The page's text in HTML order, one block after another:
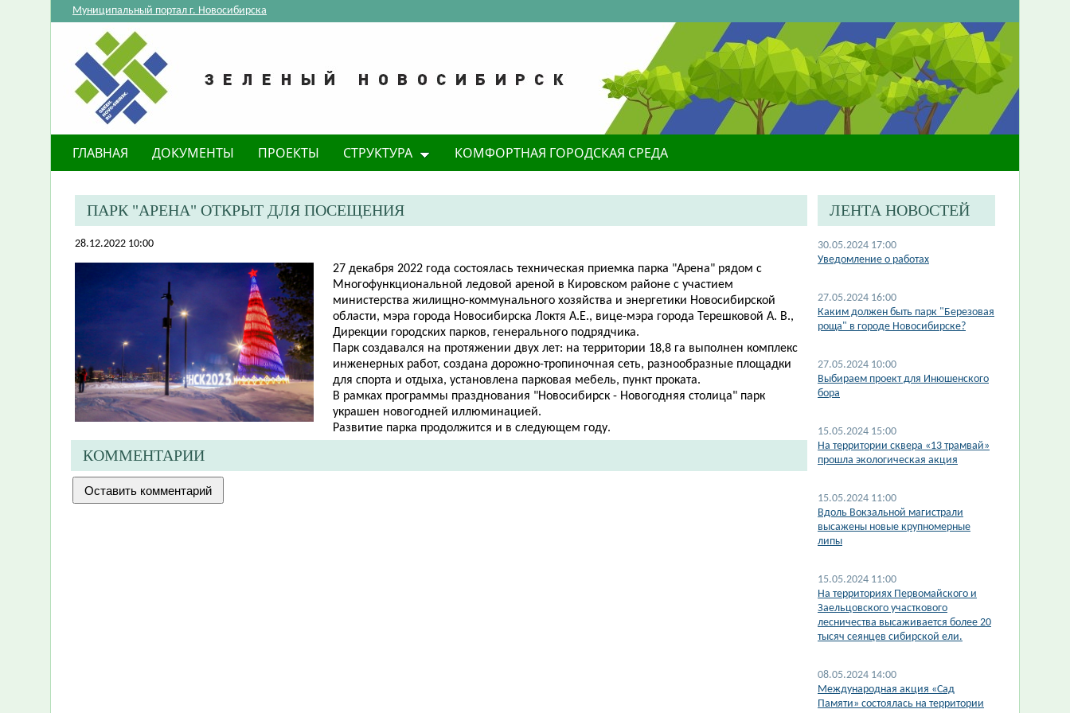
Муниципальный портал г. Новосибирска
ГЛАВНАЯ ДОКУМЕНТЫ ПРОЕКТЫ СТРУКТУРА КОМФОРТНАЯ ГОРОДСКАЯ СРЕДА
ПАРК "АРЕНА" ОТКРЫТ ДЛЯ ПОСЕЩЕНИЯ
28.12.2022 10:00
​27 декабря 2022 года состоялась техническая приемка парка "Арена" рядом с
Многофункциональной ледовой ареной в Кировском районе с участием
министерства жилищно-коммунального хозяйства и энергетики Новосибирской
области, мэра города Новосибирска Локтя А.Е., вице-мэра города Терешковой А. В.,
Дирекции городских парков, генерального подрядчика.
Парк создавался на протяжении двух лет: на территории 18,8 га выполнен комплекс
инженерных работ, создана дорожно-тропиночная сеть, разнообразные площадки
для спорта и отдыха, установлена парковая мебель, пункт проката.
В рамках программы празднования "Новосибирск - Новогодняя столица" парк
украшен новогодней иллюминацией.
Развитие парка продолжится и в следующем году.
КОММЕНТАРИИ
ЛЕНТА НОВОСТЕЙ
30.05.2024 17:00
Уведомление о работах
27.05.2024 16:00
Каким должен быть парк "Березовая
роща" в городе Новосибирске?
27.05.2024 10:00
Выбираем проект для Инюшенского
бора
15.05.2024 15:00
​На территории сквера «13 трамвай»
прошла экологическая акция
15.05.2024 11:00
​Вдоль Вокзальной магистрали
высажены новые крупномерные
липы
15.05.2024 11:00
​На территориях Первомайского и
Заельцовского участкового
лесничества высаживается более 20
тысяч сеянцев сибирской ели.
08.05.2024 14:00
Международная акция «Сад
Памяти» состоялась на территории